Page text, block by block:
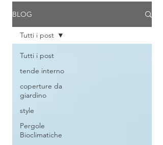
BLOG
Tutti i post
tende interno
coperture da
giardino
style
Pergole
Bioclimatiche
Tutti i post